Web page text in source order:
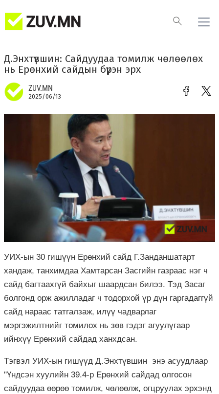
Д.Энхтүвшин: Сайдуудаа томилж чөлөөлөх
нь Ерөнхий сайдын бүрэн эрх
ZUV.MN
2025/06/13
УИХ-ын 30 гишүүн Ерөнхий сайд Г.Занданшатарт
хандаж, танхимдаа Хамтарсан Засгийн газраас нэг ч
сайд багтаахгүй байхыг шаардсан билээ. Тэд Засаг
болгонд орж ажилладаг ч тодорхой үр дүн гаргадаггүй
сайд нараас татгалзаж, илүү чадварлаг
мэргэжилтнийг томилох нь зөв гэдэг агуулүгаар
ийнхүү Ерөнхий сайдад ханхдсан.
Тэгвэл УИХ-ын гишүүд Д.Энхтүвшин энэ асуудлаар
"Үндсэн хуулийн 39.4-р Ерөнхий сайдад олгосон
сайдуудаа өөрөө томилж, чөлөөлж, огцруулах эрхэнд